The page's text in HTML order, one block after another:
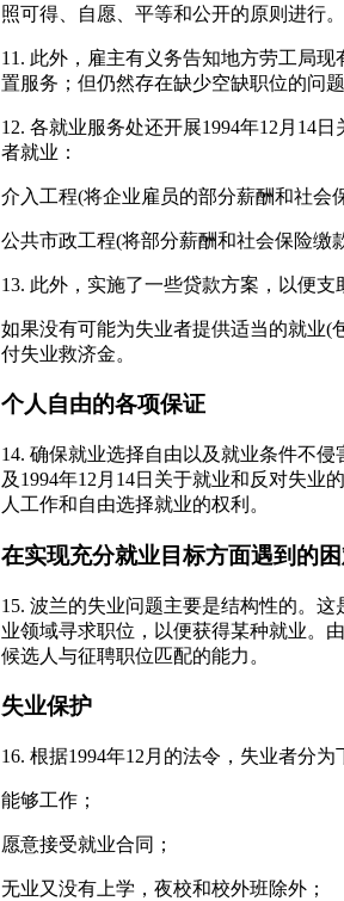
照可得、自愿、平等和公开的原则进行。
11. 此外，雇主有义务告知地方劳工局
置服务；但仍然存在缺少空缺职位的问
12. 各就业服务处还开展1994年12月14
者就业：
介入工程(将企业雇员的部分薪酬和社会
公共市政工程(将部分薪酬和社会保险缴
13. 此外，实施了一些贷款方案，以便
如果没有可能为失业者提供适当的就业(
付失业救济金。
个人自由的各项保证
14. 确保就业选择自由以及就业条件不
及1994年12月14日关于就业和反对失业
人工作和自由选择就业的权利。
在实现充分就业目标方面遇到的
15. 波兰的失业问题主要是结构性的。
业领域寻求职位，以便获得某种就业。
候选人与征聘职位匹配的能力。
失业保护
16. 根据1994年12月的法令，失业者分为
能够工作；
愿意接受就业合同；
无业又没有上学，夜校和校外班除外；